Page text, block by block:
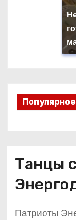
Популярное
Танцы
Патриоты